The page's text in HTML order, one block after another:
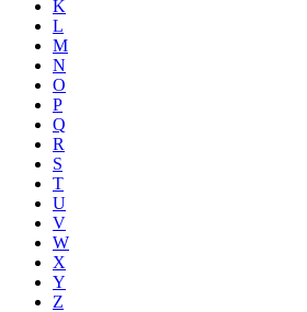
K
L
M
N
O
P
Q
R
S
T
U
V
W
X
Y
Z